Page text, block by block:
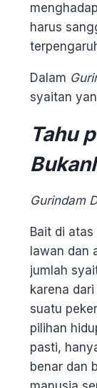
harus
Dalam
syaitan
Tahu
Gurindam
Bait di
lawan dan
jumlah
karena
suatu
pilihan
pasti,
benar dan